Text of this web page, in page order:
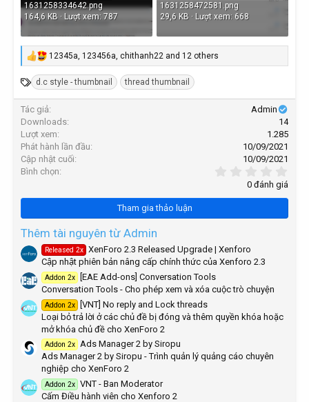
1631258334642.png
164,6 KB · Lượt xem: 787
1631258472581.png
29,6 KB · Lượt xem: 668
R
a
t
o
n
s
:
12345a, 123456a, chithanh22 and 12 others
T
ừ
k
h
ó
a
d.c style - thumbnail thread thumbnail
Tác giả
Admin
Downloads
14
Lượt xem
1.285
Phát hành lần đầu
10/09/2021
Cập nhật cuối
10/09/2021
Bình chọn
0
t
0 đánh giá
Tham gia thảo luận
Thêm tài nguyên từ Admin
Released 2x XenForo 2.3 Released Upgrade | Xenforo
Cập nhật phiên bản nâng cấp chính thức của Xenforo 2.3
Addon 2x
[EAE Add-ons] Conversation Tools
Conversation Tools - Cho phép xem và xóa cuộc trò chuyện
Addon 2x
[VNT] No reply and Lock threads
Loại bỏ trả lời ở các chủ đề bị đóng và thêm quyền khóa hoặc
mở khóa chủ đề cho XenForo 2
Addon 2x Ads Manager 2 by Siropu
Ads Manager 2 by Siropu - Trình quản lý quảng cáo chuyên
nghiệp cho XenForo 2
Addon 2x VNT - Ban Moderator
Cấm Điều hành viên cho Xenforo 2